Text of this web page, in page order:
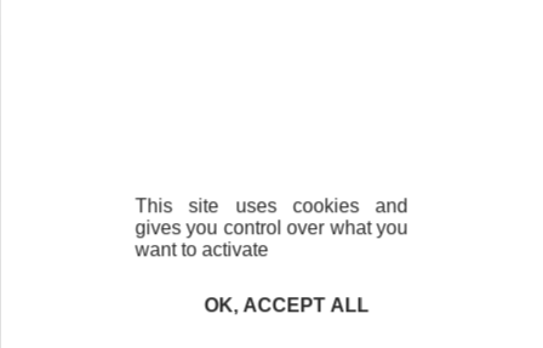
Nos partenairesThis site uses cookies and
gives you control over what you
want to activate
OK, ACCEPT ALL